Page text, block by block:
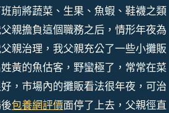
前將蔬菜、生果、魚蝦、鞋襪之類
親擔負這個職務之后，情形年夜為
親治理，我父親充公了一些小攤販
黃的魚估客，野蠻極了，常常在菜
，市場內的攤販看法很年夜，可治
包養網評價面停了上去，父親徑直